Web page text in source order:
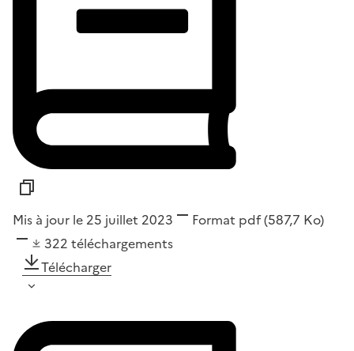
Mis à jour le 25 juillet 2023 Format pdf(587,7 Ko)
322 téléchargements
Télécharger